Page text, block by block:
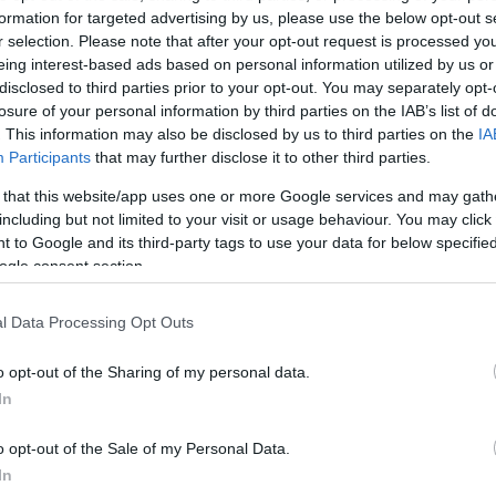
for targeted advertising by us, please use the below opt-out
selection. Please note that after your opt-out request is processed
interest-based ads based on personal information utilized by us
to third parties prior to your opt-out. You may separately
of your personal information by third parties on the IAB’s list of
This information may also be disclosed by us to third parties on the
Participants that may further disclose it to other third parties.
that this website/app uses one or more Google services and may
but not limited to your visit or usage behaviour. You may
to Google and its third-party tags to use your data for below
consent section.
Data Processing Opt Outs
opt-out of the Sharing of my personal data.
opt-out of the Sale of my Personal Data.
στηναύξησητηςέντασης.
υποστήριξε ότι η Ελλάδα διαθέτειισχυρές
τις σχέσεις με τις ΗΠΑ, αναφέροντας ως «ατού»
τη βάση τηςΣούδας,τηνΑλεξανδρούπολη
Τόνισε, παράλληλα, ότι «η realpolitik επιβάλλει
ευελιξία, πολλές συμμαχίες, να ξέρεις πού πας και τι
τον λαϊκισμό και τον εθνικό λαϊκισμό».